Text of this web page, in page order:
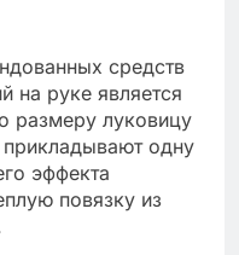
средств
на руке является
размеру луковицу
прикладывают одну
эффекта
повязку из